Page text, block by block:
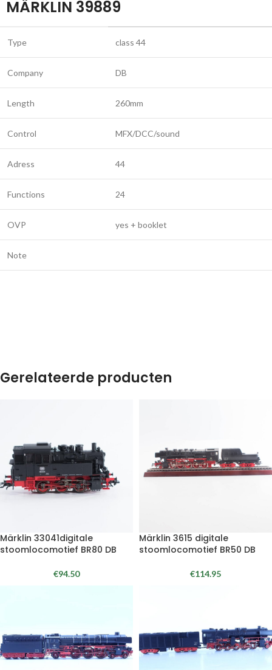
MÄRKLIN 39889
Type class 44
Company DB
Length 260mm
Control MFX/DCC/sound
Adress 44
Functions 24
OVP yes + booklet
Note
Gerelateerde producten
Märklin 33041digitale
stoomlocomotief BR80 DB
€94.50
Märklin 3615 digitale
stoomlocomotief BR50 DB
€114.95